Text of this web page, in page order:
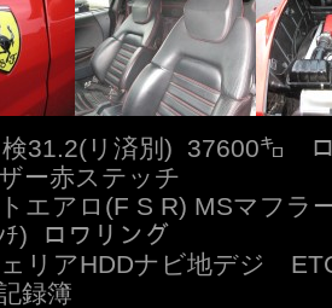
31.2(リ済別) 37600㌔
ー赤ステッチ
エアロ(F S R) MSマフラ
) ロワリング
リアHDDナビ地デジ
録簿